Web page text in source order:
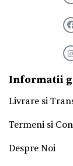
Informatii
Livrare si
Termeni si
Despre Noi